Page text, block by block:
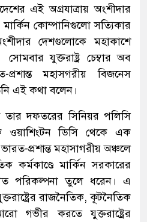
এই অগ্রযাত্রায় অংশীদার
মার্কিন কোম্পানিগুলো সত্যিকার
দেশগুলোকে মহাকাশে
যুক্তরাষ্ট্র চেম্বার অব
মহাসগরীয় বিজনেস
এই কথা বলেন।
তার দফতরের সিনিয়র পলিসি
ওয়াশিংটন ডিসি থেকে এক
প্রশান্ত মহাসাগরীয় অঞ্চলে
কর্মকাণ্ডে মার্কিন সরকারের
পরিকল্পনা তুলে ধরেন। এ
রাজনৈতিক, কূটনৈতিক
গভীর করতে যুক্তরাষ্ট্রের